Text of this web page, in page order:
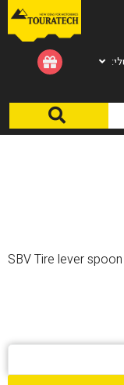
SBV Tire lever